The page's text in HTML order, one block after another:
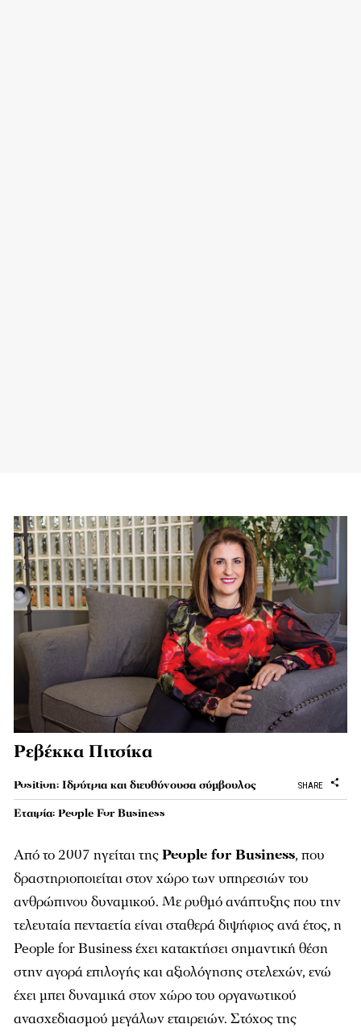
Ρεβέκκα Πιτσίκα
SHARE
Position: Ιδρύτρια και διευθύνουσα σύμβουλος
Εταιρία: People For Business
Από το 2007 ηγείται τηςPeople for Business, που
δραστηριοποιείται στον χώρο των υπηρεσιών του
ανθρώπινου δυναμικού. Με ρυθμό ανάπτυξης που την
τελευταία πενταετία είναι σταθερά διψήφιος ανά έτος, η
People for Business έχει κατακτήσει σημαντική θέση
στην αγορά επιλογής και αξιολόγησης στελεχών, ενώ
έχει μπει δυναμικά στον χώρο του οργανωτικού
ανασχεδιασμού μεγάλων εταιρειών. Στόχος της